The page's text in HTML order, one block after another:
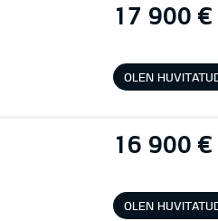
17 900 €
OLEN
16 900 €
OLEN